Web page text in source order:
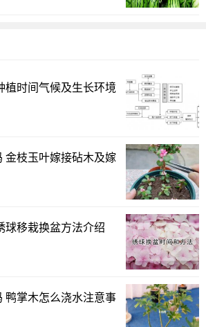
后，需要注意水分的（G-Y），仙人掌和
水，浇水时只需使土壤表面微湿即
势较快，且生长时容易下坠，所以需要
做好通风的工作，防止植株被病虫侵
嫁接蟹爪兰的养殖方法和注意事项的详
？
植时间气候及生长环境
金枝玉叶嫁接砧木及嫁
球移栽换盆方法介绍
鸭掌木怎么浇水注意事